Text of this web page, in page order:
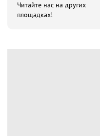
Читайте нас на других
площадках!